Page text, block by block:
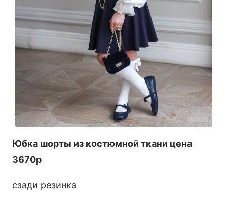
Юбка шорты из костюмной ткани цена
3670р
сзади резинка